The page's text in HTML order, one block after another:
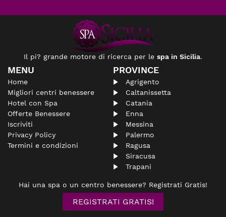
Il pi? grande motore di ricerca per le spa in Sicilia.
MENU
Home
Migliori centri benessere
Hotel con Spa
Offerte Benessere
Iscriviti
Privacy Policy
Termini e condizioni
PROVINCE
Agrigento
Caltanissetta
Catania
Enna
Messina
Palermo
Ragusa
Siracusa
Trapani
Hai una spa o un centro benessere? Registrati Gratis!
REGISTRATI GRATIS!